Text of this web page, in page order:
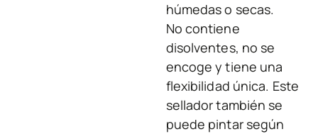
húmedas o secas.
No contiene
disolventes, no se
encoge y tiene una
flexibilidad única. Este
sellador también se
puede pintar según